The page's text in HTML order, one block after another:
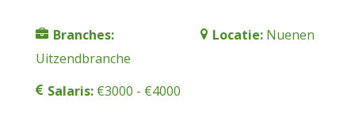
Branches:
Uitzendbranche
Locatie: Nuenen
Salaris: €3000 - €4000